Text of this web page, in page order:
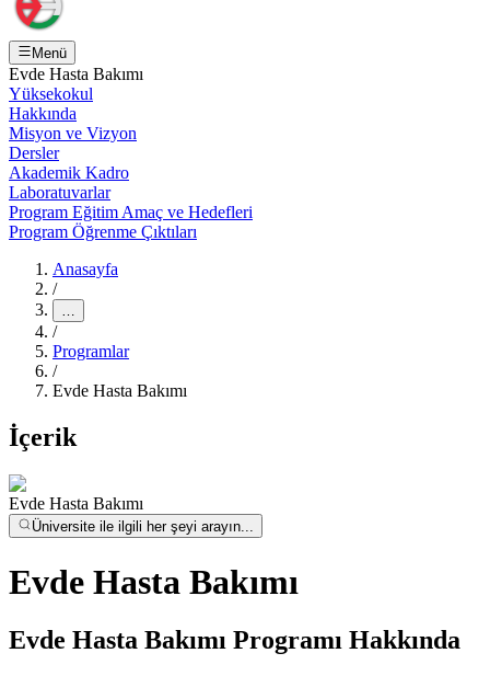
Menü
Evde Hasta Bakımı
Yüksekokul
Hakkında
Misyon ve Vizyon
Dersler
Akademik Kadro
Laboratuvarlar
Program Eğitim Amaç ve Hedefleri
Program Öğrenme Çıktıları
Anasayfa
/
…
/
Programlar
/
Evde Hasta Bakımı
İçerik
Evde Hasta Bakımı
Üniversite ile ilgili her şeyi arayın...
Evde Hasta Bakımı
Evde Hasta Bakımı Programı Hakkında